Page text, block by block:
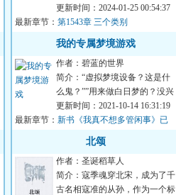
年，苹果还没被上帝咬过。这是
最好的时代，科...
更新时间：2024-01-25 00:54:37
最新章节： 第1543章 三个类别
我的专属梦境游戏
作者：碧蓝的世界
简介：“虚拟梦境设备？这是什
么鬼？””用来做白日梦的？没兴
趣。““什么，百分百虚拟现实？
一个晚上能...
更新时间：2021-10-14 16:31:19
最新章节： 新书《我真不想多管闲事》已
北颂
作者：圣诞稻草人
简介：寇季魂穿北宋，成为了千
古名相寇准的从孙，作为一个标